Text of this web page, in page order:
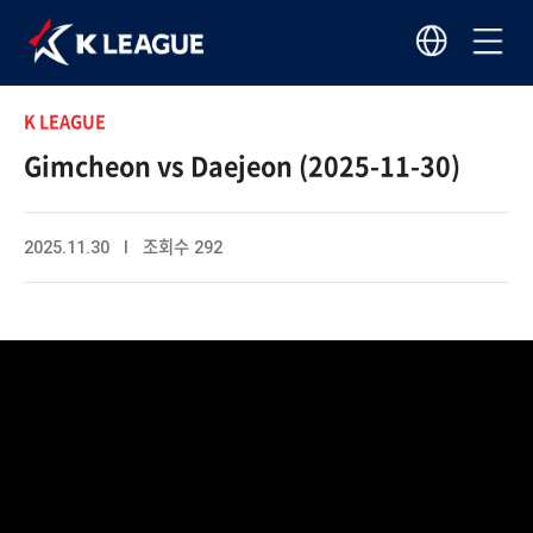
K LEAGUE
Gimcheon vs Daejeon (2025-11-30)
2025.11.30 I 조회수 292